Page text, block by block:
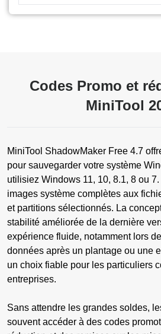
Codes Promo et
MiniTool
MiniTool ShadowMaker Free 4.7
pour sauvegarder votre système
utilisiez Windows 11, 10, 8.1, 8 ou
images système complètes aux
et partitions sélectionnés. La
stabilité améliorée de la dernière
expérience fluide, notamment lors
données après un plantage ou une
un choix fiable pour les particuliers
entreprises.
Sans attendre les grandes soldes,
souvent accéder à des codes